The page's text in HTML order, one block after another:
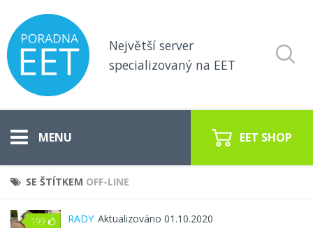
Největší server
specializovaný na EET
Vše o EET
EET SHOP
SE ŠTÍTKEM OFF-LINE
199
RADY Aktualizováno 01.10.2020